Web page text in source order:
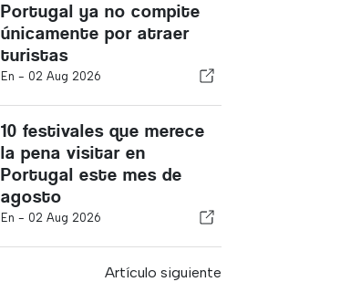
Portugal ya no compite
únicamente por atraer
turistas
En - 02 Aug 2026
10 festivales que merece
la pena visitar en
Portugal este mes de
agosto
En - 02 Aug 2026
Artículo siguiente